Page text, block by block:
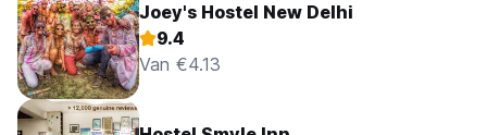
Joey's Hostel New Delhi
9.4
Van €4.13